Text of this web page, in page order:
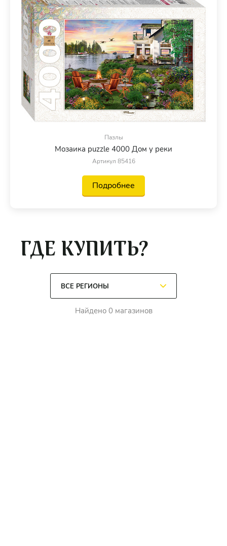
Пазлы
Мозаика puzzle 4000 Дом у реки
Артикул 85416
Подробнее
ГДЕ КУПИТЬ?
Найдено 0 магазинов